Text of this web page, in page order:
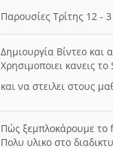
Παρουσίες Τρίτης 12 -
Δημιουργία Βίντεο
Χρησιμοποιει κανεις
και να στειλει στους
Πώς ξεμπλοκάρουμε
Πολυ υλικο στο